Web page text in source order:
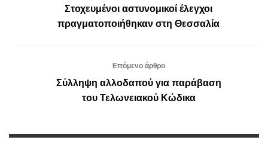
Στοχευμένοι αστυνομικοί έλεγχοι
πραγματοποιήθηκαν στη Θεσσαλία
Επόμενο άρθρο
Σύλληψη αλλοδαπού για παράβαση
του Τελωνειακού Κώδικα